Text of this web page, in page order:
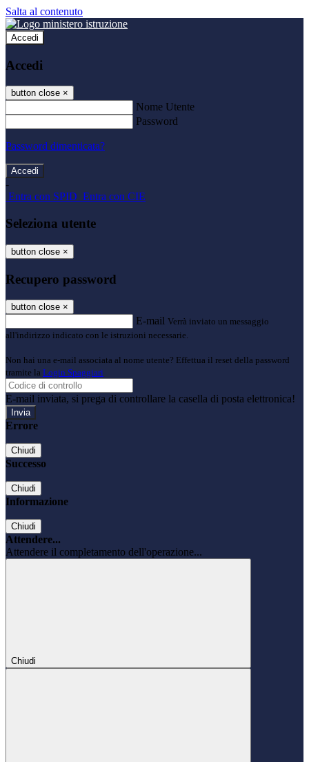
Salta al contenuto
Accedi
Accedi
button close ×
Nome Utente
Password
Password dimenticata?
-
Entra con SPID Entra con CIE
Seleziona utente
button close ×
Recupero password
button close ×
E-mail Verrà inviato un messaggio
all'indirizzo indicato con le istruzioni necessarie.
Non hai una e-mail associata al nome utente? Effettua il reset della password
tramite la Login Spaggiari
E-mail inviata, si prega di controllare la casella di posta elettronica!
Errore
Chiudi
Successo
Chiudi
Informazione
Chiudi
Attendere...
Attendere il completamento dell'operazione...
Chiudi